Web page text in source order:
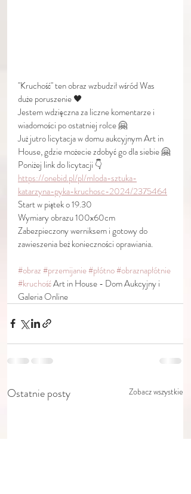
''Kruchość'' ten obraz wzbudził wśród Was
duże poruszenie 🖤
Jestem wdzięczna za liczne komentarze i
wiadomości po ostatniej rolce 🤗
Już jutro licytacja w domu aukcyjnym Art in
House, gdzie możecie zdobyć go dla siebie 🤗
Poniżej link do licytacji 👇
https://onebid.pl/pl/mloda-sztuka-
katarzyna-pyka-kruchosc-2024/2375464
Start w piątek o 19.30
Wymiary obrazu 100x60cm
Zabezpieczony werniksem i gotowy do
zawieszenia beż konieczności oprawiania.
#obraz#przemijanie#płótno#obraznapłótnie
#kruchość Art in House - Dom Aukcyjny i
Galeria Online
Ostatnie posty Zobacz wszystkie